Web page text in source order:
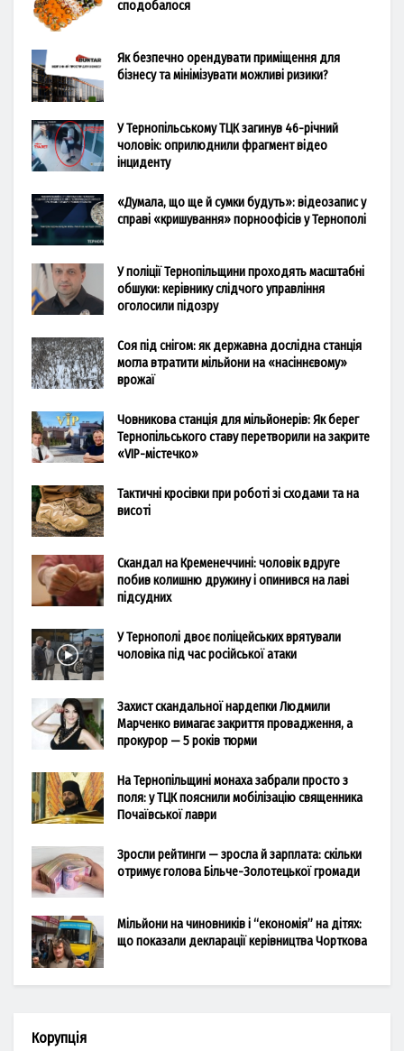
сподобалося
Як безпечно орендувати приміщення для
бізнесу та мінімізувати можливі ризики?
У Тернопільському ТЦК загинув 46-річний
чоловік: оприлюднили фрагмент відео
інциденту
«Думала, що ще й сумки будуть»: відеозапис у
справі «кришування» порноофісів у Тернополі
У поліції Тернопільщини проходять масштабні
обшуки: керівнику слідчого управління
оголосили підозру
Соя під снігом: як державна дослідна станція
могла втратити мільйони на «насіннєвому»
врожаї
Човникова станція для мільйонерів: Як берег
Тернопільського ставу перетворили на закрите
«VIP-містечко»
Тактичні кросівки при роботі зі сходами та на
висоті
Скандал на Кременеччині: чоловік вдруге
побив колишню дружину і опинився на лаві
підсудних
У Тернополі двоє поліцейських врятували
чоловіка під час російської атаки
Захист скандальної нардепки Людмили
Марченко вимагає закриття провадження, а
прокурор — 5 років тюрми
На Тернопільщині монаха забрали просто з
поля: у ТЦК пояснили мобілізацію священника
Почаївської лаври
Зросли рейтинги — зросла й зарплата: скільки
отримує голова Більче-Золотецької громади
Мільйони на чиновників і “економія” на дітях:
що показали декларації керівництва Чорткова
Корупція